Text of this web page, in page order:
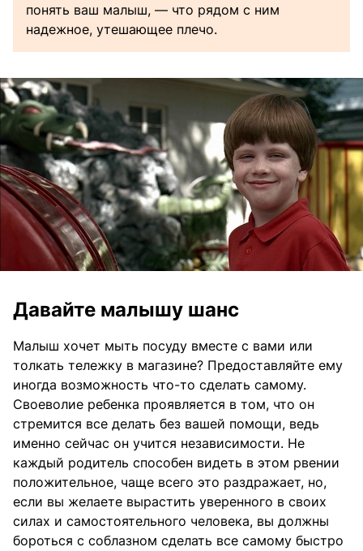
понять ваш малыш, — что рядом с ним
надежное, утешающее плечо.
Давайте малышу шанс
Малыш хочет мыть посуду вместе с вами или
толкать тележку в магазине? Предоставляйте ему
иногда возможность что-то сделать самому.
Своеволие ребенка проявляется в том, что он
стремится все делать без вашей помощи, ведь
именно сейчас он учится независимости. Не
каждый родитель способен видеть в этом рвении
положительное, чаще всего это раздражает, но,
если вы желаете вырастить уверенного в своих
силах и самостоятельного человека, вы должны
бороться с соблазном сделать все самому быстро